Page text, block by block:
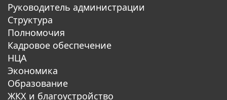
Руководитель администрации
Структура
Полномочия
Кадровое обеспечение
НЦА
Экономика
Образование
ЖКХ и благоустройство